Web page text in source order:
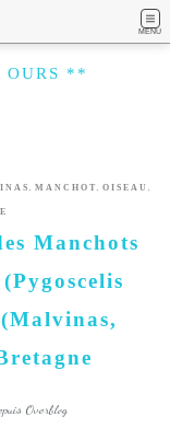
MENU
OURS **
, MANCHOT, OISEAU ,
Manchots
Overblog